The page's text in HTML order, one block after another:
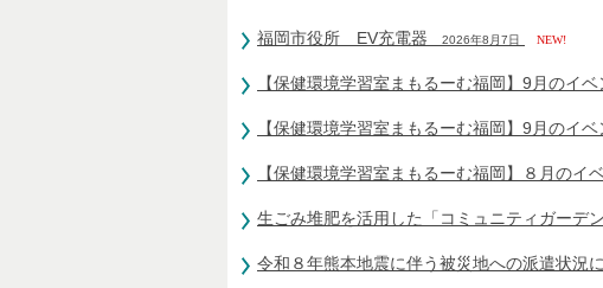
福岡市役所 EV充電器 2026年8月7日 NEW!
【保健環境学習室まもるーむ福岡】9月のイ
【保健環境学習室まもるーむ福岡】9月のイ
【保健環境学習室まもるーむ福岡】８月のイ
生ごみ堆肥を活用した「コミュニティガーデ
令和８年熊本地震に伴う被災地への派遣状況